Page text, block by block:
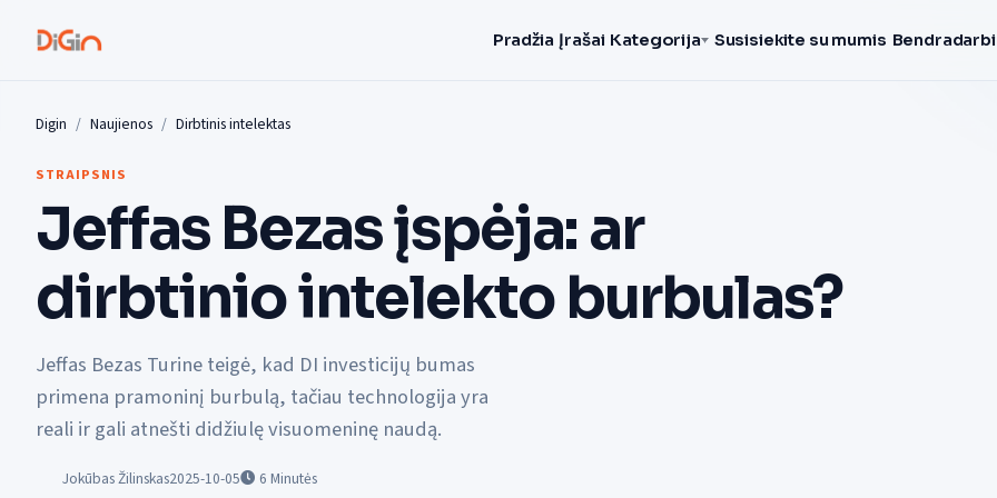
Pradžia Įrašai Kategorija Susisiekite su mumis
Digin Naujienos Dirbtinis intelektas
STRAIPSNIS
Jeffas Bezas įspėja: ar
dirbtinio intelekto burbulas?
Jeffas Bezas Turine teigė, kad DI investicijų bumas
primena pramoninį burbulą, tačiau technologija yra
reali ir gali atnešti didžiulę visuomeninę naudą.
Jokūbas Žilinskas2025-10-05 6 Minutės